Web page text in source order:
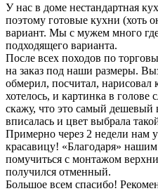
У нас в доме нестандартная
поэтому готовые кухни (хоть
вариант. Мы с мужем много
подходящего варианта.
После всех походов по
на заказ под наши размеры.
обмерил, посчитал,
хотелось, и картинка в голове
скажу, что это самый дешевый
вписалась и цвет выбрала
Примерно через 2 недели нам
красавицу! «Благодаря»
помучиться с монтажом
получился отменный.
Большое всем спасибо!